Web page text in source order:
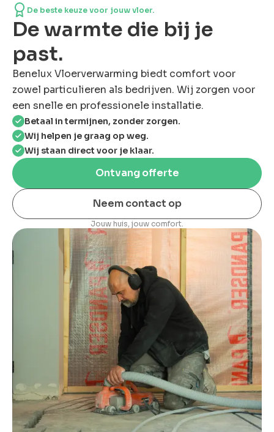
De beste keuze voor jouw vloer.
De warmte die bij je
past.
Benelux Vloerverwarming biedt comfort voor
zowel particulieren als bedrijven. Wij zorgen voor
een snelle en professionele installatie.
Betaal in termijnen, zonder zorgen.
Wij helpen je graag op weg.
Wij staan direct voor je klaar.
Ontvang offerte
Neem contact op
Jouw huis, jouw comfort.